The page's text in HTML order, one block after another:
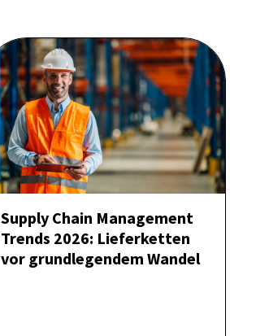
Supply Chain Management
Trends 2026: Lieferketten
vor grundlegendem Wandel